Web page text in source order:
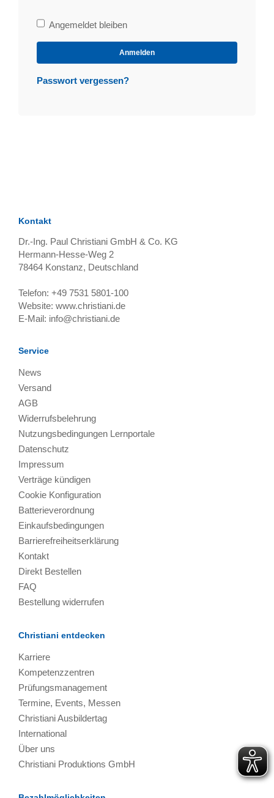
Bleibe
angemeldet
Angemeldet bleiben
Anmelden
Passwort vergessen?
Kontakt
Dr.-Ing. Paul Christiani GmbH & Co. KG
Hermann-Hesse-Weg 2
78464 Konstanz, Deutschland
Telefon: +49 7531 5801-100
Website: www.christiani.de
E-Mail: info@christiani.de
Service
News
Versand
AGB
Widerrufsbelehrung
Nutzungsbedingungen Lernportale
Datenschutz
Impressum
Verträge kündigen
Cookie Konfiguration
Batterieverordnung
Einkaufsbedingungen
Barrierefreiheitserklärung
Kontakt
Direkt Bestellen
FAQ
Bestellung widerrufen
Christiani entdecken
Karriere
Kompetenzzentren
Prüfungsmanagement
Termine, Events, Messen
Christiani Ausbildertag
International
Über uns
Christiani Produktions GmbH